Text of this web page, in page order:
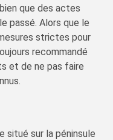
que des actes
passé. Alors que le
strictes pour
recommandé
et de ne pas faire
situé sur la péninsule